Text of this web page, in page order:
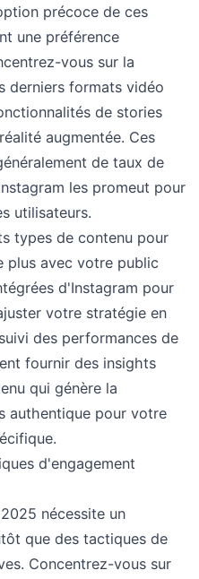
précoce de ces
une préférence
vous sur la
derniers formats vidéo
de stories
augmentée. Ces
de taux de
les promeut pour
utilisateurs.
types de contenu pour
plus avec votre public
d'Instagram pour
votre stratégie en
des performances de
fournir des insights
qui génère la
authentique pour votre
d'engagement
nécessite un
que des tactiques de
Concentrez-vous sur